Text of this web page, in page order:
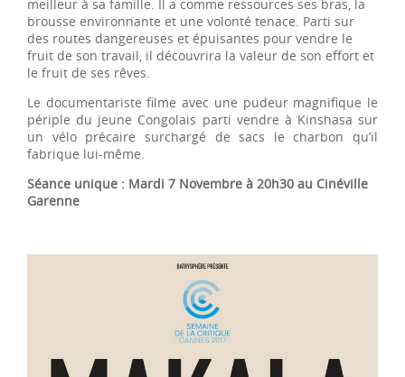
meilleur à sa famille. Il a comme ressources ses bras, la
brousse environnante et une volonté tenace. Parti sur
des routes dangereuses et épuisantes pour vendre le
fruit de son travail, il découvrira la valeur de son effort et
le fruit de ses rêves.
Le documentariste filme avec une pudeur magnifique le
périple du jeune Congolais parti vendre à Kinshasa sur
un vélo précaire surchargé de sacs le charbon qu’il
fabrique lui-même.
Séance unique : Mardi 7 Novembre à 20h30 au Cinéville
Garenne